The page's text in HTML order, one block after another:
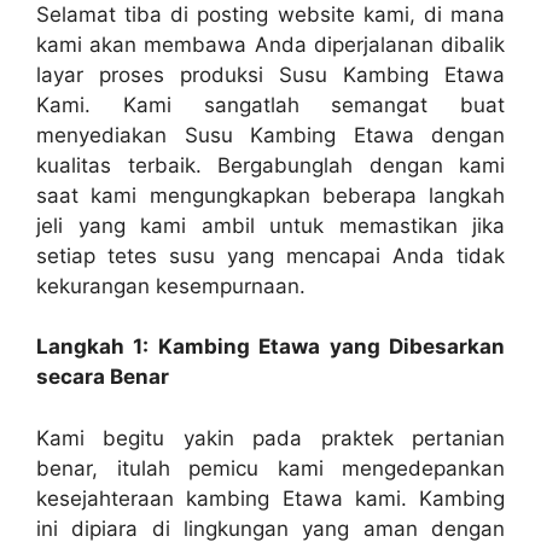
Selamat tiba di posting website kami, di mana
kami akan membawa Anda diperjalanan dibalik
layar proses produksi Susu Kambing Etawa
Kami. Kami sangatlah semangat buat
menyediakan Susu Kambing Etawa dengan
kualitas terbaik. Bergabunglah dengan kami
saat kami mengungkapkan beberapa langkah
jeli yang kami ambil untuk memastikan jika
setiap tetes susu yang mencapai Anda tidak
kekurangan kesempurnaan.
Langkah 1: Kambing Etawa yang Dibesarkan
secara Benar
Kami begitu yakin pada praktek pertanian
benar, itulah pemicu kami mengedepankan
kesejahteraan kambing Etawa kami. Kambing
ini dipiara di lingkungan yang aman dengan